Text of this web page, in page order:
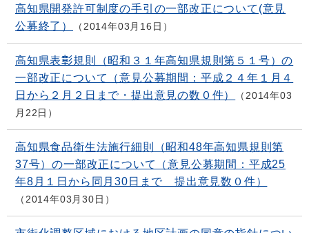
高知県開発許可制度の手引の一部改正について(意見
公募終了）
2014年03月16日
高知県表彰規則（昭和３１年高知県規則第５１号）の
一部改正について（意見公募期間：平成２４年１月４
日から２月２日まで・提出意見の数０件）
2014年03
月22日
高知県食品衛生法施行細則（昭和48年高知県規則第
37号）の一部改正について（意見公募期間：平成25
年8月１日から同月30日まで 提出意見数０件）
2014年03月30日